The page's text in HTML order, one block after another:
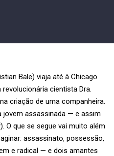
Bale) viaja até à Chicago
cientista Dra.
criação de uma companheira.
jovem assassinada — e assim
O que se segue vai muito além
assassinato, possessão,
e radical — e dois amantes